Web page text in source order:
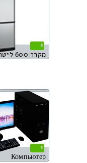
1
מקרר 600 ליטר
1
Компьютер